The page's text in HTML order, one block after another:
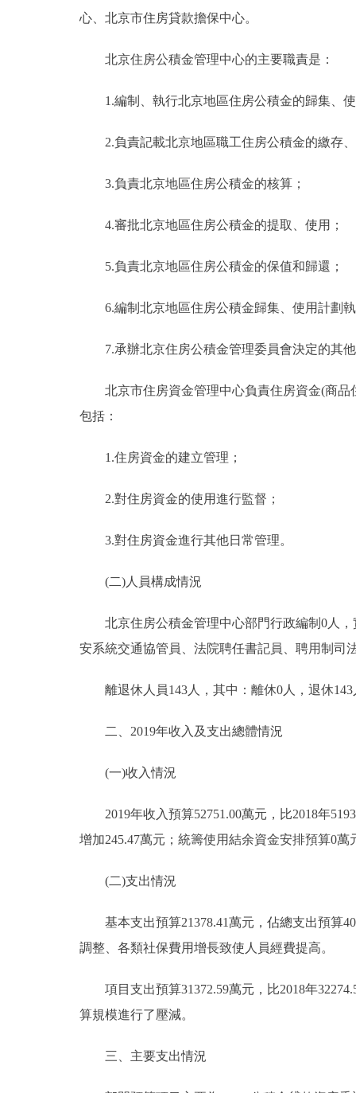
心、北京市住房貸款擔保中心。
北京住房公積金管理中心的主要職責是：
1.編制、執行北京地區住房公積金的歸集、
2.負責記載北京地區職工住房公積金的繳存、
3.負責北京地區住房公積金的核算；
4.審批北京地區住房公積金的提取、使用；
5.負責北京地區住房公積金的保值和歸還；
6.編制北京地區住房公積金歸集、使用計劃執
7.承辦北京住房公積金管理委員會決定的其
北京市住房資金管理中心負責住房資金(商品
包括：
1.住房資金的建立管理；
2.對住房資金的使用進行監督；
3.對住房資金進行其他日常管理。
(二)人員構成情況
北京住房公積金管理中心部門行政編制0人，
安系統交通協管員、法院聘任書記員、聘用制司
離退休人員143人，其中：離休0人，退休143
二、2019年收入及支出總體情況
(一)收入情況
2019年收入預算52751.00萬元，比2018年
增加245.47萬元；統籌使用結余資金安排預算0萬
(二)支出情況
基本支出預算21378.41萬元，佔總支出預算
調整、各類社保費用增長致使人員經費提高。
項目支出預算31372.59萬元，比2018年
算規模進行了壓減。
三、主要支出情況